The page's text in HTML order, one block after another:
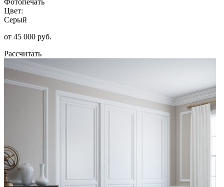
Цвет:
Серый
от 45 000 руб.
Рассчитать